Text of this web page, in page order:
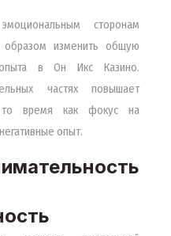
сторонам
изменить общую
опыта в Он Икс Казино.
частях повышает
время как фокус на
опыт.